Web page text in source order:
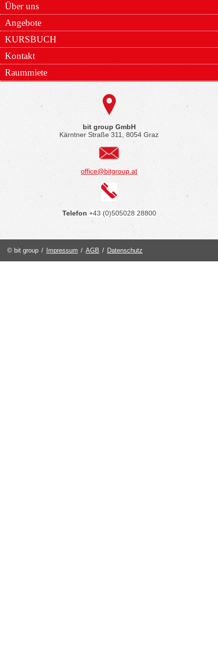
Über uns
Angebote
KURSBUCH
Kontakt
Raummiete
bit group GmbH
Kärntner Straße 311, 8054 Graz
office@bitgroup.at
Telefon +43 (0)505028 28800
© bit group / Impressum / AGB / Datenschutz